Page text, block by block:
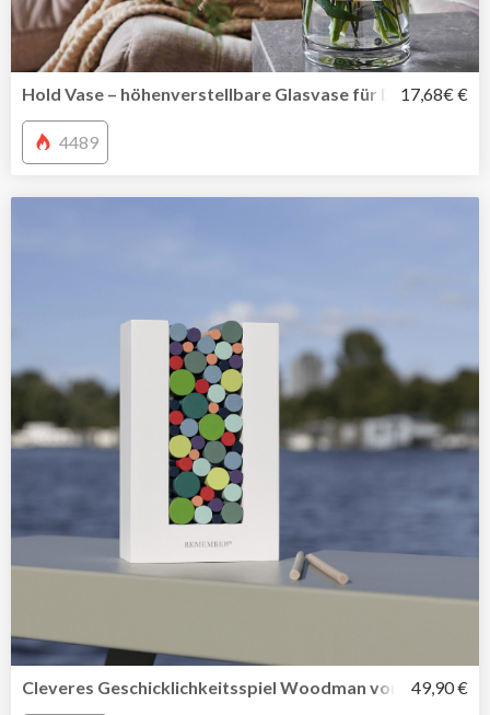
Hold Vase – höhenverstellbare Glasvase für Deine17,68€ €
4489
Cleveres Geschicklichkeitsspiel Woodman von 49,90 €